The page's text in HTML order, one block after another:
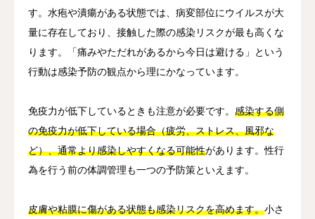
す。水疱や潰瘍がある状態では、病変部位にウイルスが大
量に存在しており、接触した際の感染リスクが最も高くな
ります。「痛みやただれがあるから今日は避ける」という
行動は感染予防の観点から理にかなっています。
免疫力が低下しているときも注意が必要です。 感染する側
の免疫力が低下している場合（疲労、ストレス、風邪な
ど）、通常より感染しやすくなる可能性があります。性行
為を行う前の体調管理も一つの予防策といえます。
皮膚や粘膜に傷がある状態も感染リスクを高めます。小さ